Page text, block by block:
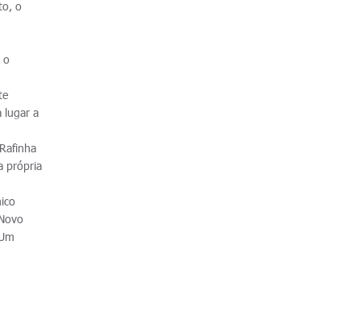
o
o
lugar a
própria